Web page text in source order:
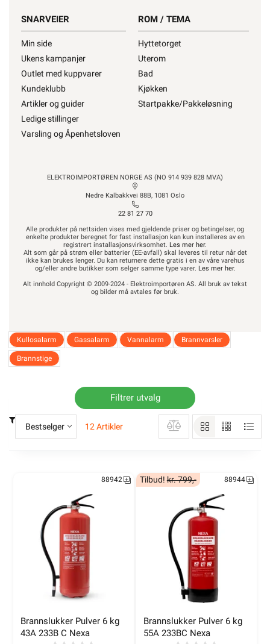
SNARVEIER
Min side
Ukens kampanjer
Outlet med kuppvarer
Kundeklubb
Artikler og guider
Ledige stillinger
Varsling og Åpenhetsloven
ROM / TEMA
Hyttetorget
Uterom
Bad
Kjøkken
Startpakke/Pakkeløsning
ELEKTROIMPORTØREN NORGE AS (NO 914 939 828 MVA)
Nedre Kalbakkvei 88B, 1081 Oslo
22 81 27 70
Alle produkter på nettsiden vises med gjeldende priser og betingelser, og
enkelte produkter beregnet for fast installasjon kan kun installeres av en
registrert installasjonsvirksomhet. Les mer her.
Alt som går på strøm eller batterier (EE-avfall) skal leveres til retur når det
ikke kan brukes lenger. Du kan returnere dette gratis i en av våre varehus
og/eller andre butikker som selger samme type varer. Les mer her.
Alt innhold Copyright © 2009-2024 - Elektroimportøren AS. All bruk av tekst
og bilder må avtales før bruk.
Kullosalarm Gassalarm Vannalarm Brannvarsler
Brannstige
Filtrer utvalg
Bestselger 12 Artikler
Brannslukker Pulver 6 kg
43A 233B C Nexa
88942
Brannslukker Pulver 6 kg
55A 233BC Nexa
Tilbud!kr. 799,- 88944